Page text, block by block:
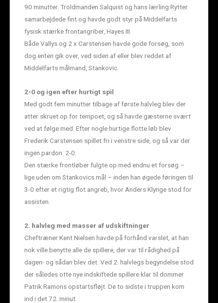
90 minutter. Troldmanden Salquist og hans lærling Rytter
samarbejdede fint og havde godt styr på Middelfarts
fysisk stærke frontangriber, Hayes III.
Både Vallys og 2 x Carstensen havde gode forsøg, som
dog enten gik over, ved siden af eller blev reddet af
Middelfarts målmand, Stankovic.
2-0 og igen efter hurtigt spil
Med godt fem minutter tilbage af første halvleg blev der
atter skruet op for tempoet, og så havde gæsterne svært
ved at følge med. Efter nogle hurtige flotte løb blev
Frederik Carstensen spillet fri i venstre side, og så var der
ingen pardon: 2-0.
Den stærke frontløber fulgte op med endnu et forsøg –
lige uden om Stankovics mål – inden han øgede føringen til
3-0 efter et rigtig flot angreb, hvor Anders Klynge stod for
assisten.
2. halvleg med masser af udskiftninger
Cheftræner Kent Nielsen havde på forhånd varslet, at han
nok ville benytte alle de spillere, der var til rådighed på
dagen- og sådan blev det. Ved 2. halvlegs begyndelse stod
der således otte nye indskiftede spillere klar til dommer
Patrik Ramons opstartsfløjt. De to sidste i truppen kom
ind i det 72. minut.